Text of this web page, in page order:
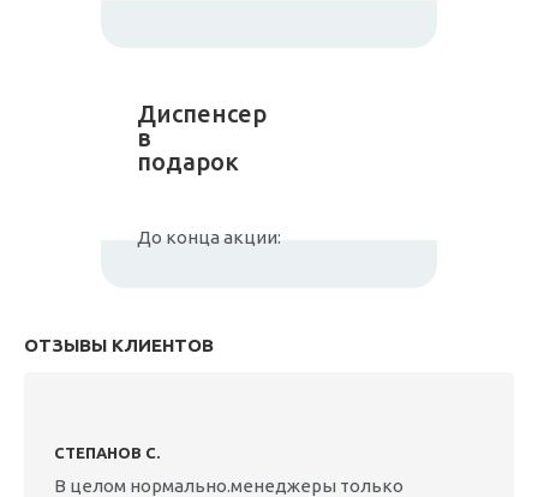
Диспенсер
в
подарок
До конца акции:
ОТЗЫВЫ КЛИЕНТОВ
СТЕПАНОВ С.
В целом нормально.менеджеры только